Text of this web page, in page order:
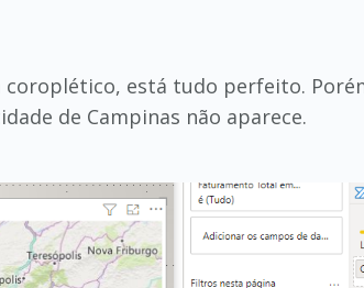
está tudo perfeito.
de Campinas não aparece.